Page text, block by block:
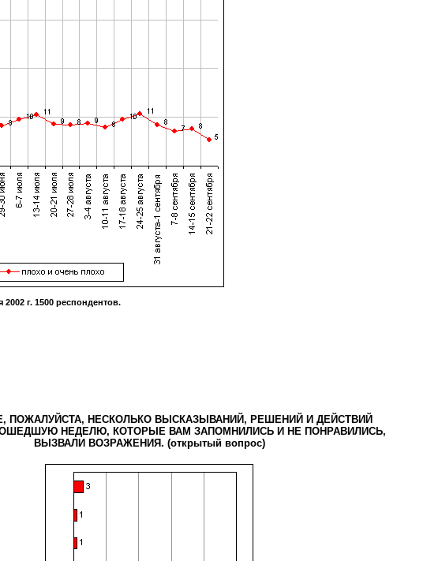
2002 г. 1500 респондентов.
ПОЖАЛУЙСТА, НЕСКОЛЬКО ВЫСКАЗЫВАНИЙ, РЕШЕНИЙ И ДЕЙСТВИЙ
НЕДЕЛЮ, КОТОРЫЕ ВАМ ЗАПОМНИЛИСЬ И НЕ ПОНРАВИЛИСЬ,
ВЫЗВАЛИ ВОЗРАЖЕНИЯ. (открытый вопрос)